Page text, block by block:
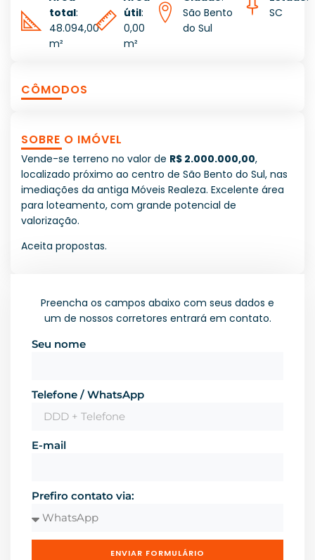
total:
48.094,00
m²
útil:
0,00
m²
São Bento
do Sul
SC
CÔMODOS
SOBRE O IMÓVEL
Vende-se terreno no valor de R$ 2.000.000,00,
localizado próximo ao centro de São Bento do Sul, nas
imediações da antiga Móveis Realeza. Excelente área
para loteamento, com grande potencial de
valorização.
Aceita propostas.
Preencha os campos abaixo com seus dados e
um de nossos corretores entrará em contato.
Seu nome
Telefone / WhatsApp
E-mail
Prefiro contato via:
ENVIAR FORMULÁRIO